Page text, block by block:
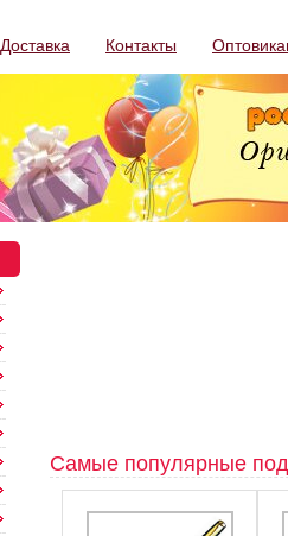
Доставка Контакты
Самые популярные